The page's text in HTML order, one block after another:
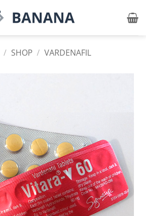
/ SHOP / VARDENAFIL